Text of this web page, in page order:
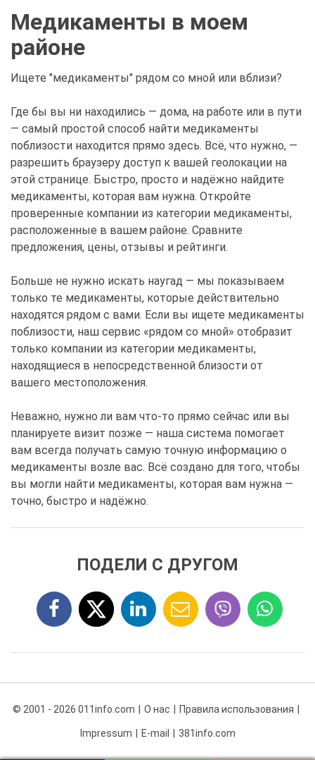
Медикаменты в моем
районе
Ищете "медикаменты" рядом со мной или вблизи?
Где бы вы ни находились — дома, на работе или в пути
— самый простой способ найти медикаменты
поблизости находится прямо здесь. Всё, что нужно, —
разрешить браузеру доступ к вашей геолокации на
этой странице. Быстро, просто и надёжно найдите
медикаменты, которая вам нужна. Откройте
проверенные компании из категории медикаменты,
расположенные в вашем районе. Сравните
предложения, цены, отзывы и рейтинги.
Больше не нужно искать наугад — мы показываем
только те медикаменты, которые действительно
находятся рядом с вами. Если вы ищете медикаменты
поблизости, наш сервис «рядом со мной» отобразит
только компании из категории медикаменты,
находящиеся в непосредственной близости от
вашего местоположения.
Неважно, нужно ли вам что-то прямо сейчас или вы
планируете визит позже — наша система помогает
вам всегда получать самую точную информацию о
медикаменты возле вас. Всё создано для того, чтобы
вы могли найти медикаменты, которая вам нужна —
точно, быстро и надёжно.
ПОДЕЛИ С ДРУГОМ
© 2001 - 2026 011info.com О нас Правила использования
Impressum E-mail 381info.com